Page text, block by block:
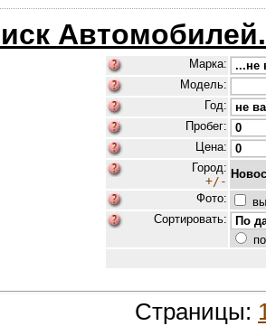
Марка:
Модель:
Год:
Пробег:
Цена:
Город:
+/-
Фото:
Сортировать:
Страницы: